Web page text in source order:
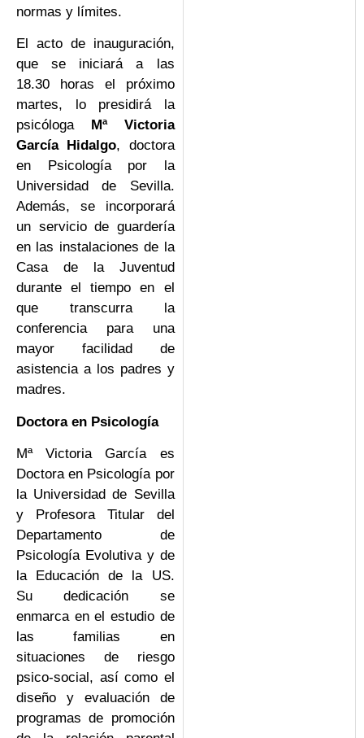
normas y límites.
El acto de inauguración,
que se iniciará a las
18.30 horas el próximo
martes, lo presidirá la
psicóloga
Mª Victoria
García Hidalgo, doctora
en Psicología por la
Universidad de Sevilla.
Además, se incorporará
un servicio de guardería
en las instalaciones de la
Casa de la Juventud
durante el tiempo en el
que transcurra la
conferencia para una
mayor facilidad de
asistencia a los padres y
madres.
Doctora en Psicología
Mª Victoria García es
Doctora en Psicología por
la Universidad de Sevilla
y Profesora Titular del
Departamento de
Psicología Evolutiva y de
la Educación de la US.
Su dedicación se
enmarca en el estudio de
las familias en
situaciones de riesgo
psico-social, así como el
diseño y evaluación de
programas de promoción